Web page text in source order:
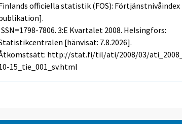
officiella statistik (FOS): Förtjänstnivåindex
7806.3:e Kvartalet 2008. Helsingfors:
[hänvisat: 7.8.2026].
http://stat.fi/til/ati/2008/03/
15_tie_001_sv.html